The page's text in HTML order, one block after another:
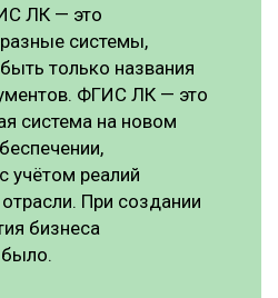
ЛК — это
системы,
только названия
ФГИС ЛК — это
система на новом
учётом реалий
При создании
бизнеса
было.